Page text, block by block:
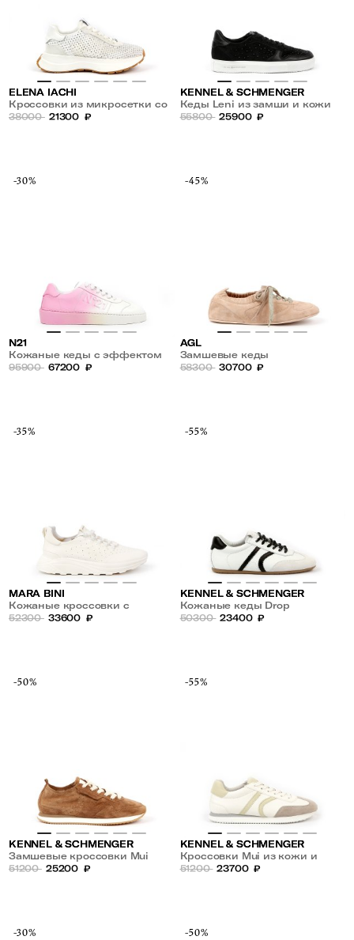
ELENA IACHI
Кроссовки из микросетки со
стразами
38000 21300 ₽
KENNEL & SCHMENGER
Кеды Leni из замши и кожи
55800 25900 ₽
-30%
N21
Кожаные кеды с эффектом
омбре
95900 67200 ₽
-45%
AGL
Замшевые кеды
58300 30700 ₽
-35%
MARA BINI
Кожаные кроссовки с
перфорацией
52300 33600 ₽
-55%
KENNEL & SCHMENGER
Кожаные кеды Drop
50300 23400 ₽
-50%
KENNEL & SCHMENGER
Замшевые кроссовки Mui
51200 25200 ₽
-55%
KENNEL & SCHMENGER
Кроссовки Mui из кожи и
замши
51200 23700 ₽
-30% -50%